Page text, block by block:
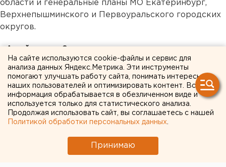
области и генеральные планы МО Екатеринбург,
Верхнепышминского и Первоуральского городских
округов.
- А сейчас что?
- Сейчас ничего, министерство стало продавать
лицензии на территории парка на торфоразработки
и щебеночные карьеры. Они просто уничтожают
памятники. Сейчас под угрозой уже не только
проект, но и сама территория. Это очень горько.
Фото: издательство "Квадрат", pixabay.com
На сайте используются cookie-файлы и сервис для
анализа данных Яндекс.Метрика. Эти инструменты
помогают улучшать работу сайта, понимать интересы
наших пользователей и оптимизировать контент. Вся
информация обрабатывается в обезличенном виде и
используется только для статистического анализа.
Продолжая использовать сайт, вы соглашаетесь с нашей
Политикой обработки персональных данных
Принимаю